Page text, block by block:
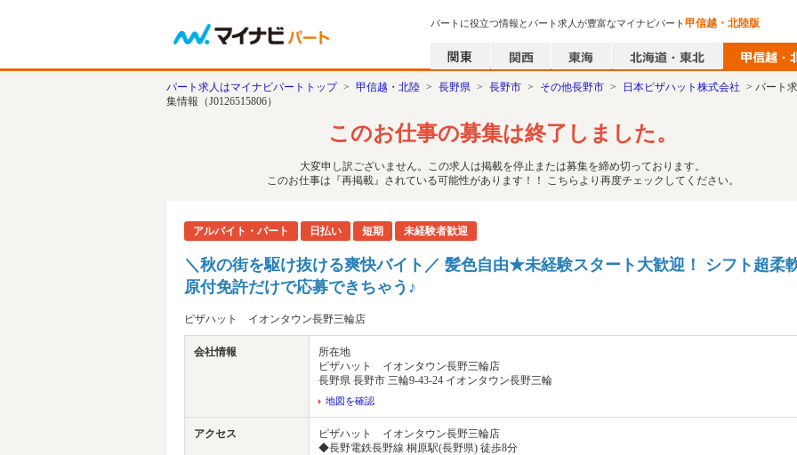
パートに役立つ情報とパート求人が豊富なマイナビパート甲信越・北陸版
パート求人はマイナビパートトップ > 甲信越・北陸 > 長野県 > 長野市 > その他長野市 > 日本ピザハット株式会社 > パート
集情報（J0126515806）
このお仕事の募集は終了しました。
大変申し訳ございません。この求人は掲載を停止または募集を締め切っております。
このお仕事は『再掲載』されている可能性があります！！ こちらより再度チェックしてください。
アルバイト・パート 日払い 短期 未経験者歓迎
＼秋の街を駆け抜ける爽快バイト／ 髪色自由★未経験スタート大歓迎！ シフト超柔
原付免許だけで応募できちゃう♪
ピザハット イオンタウン長野三輪店
会社情報
所在地
ピザハット イオンタウン長野三輪店
長野県 長野市 三輪9-43-24 イオンタウン長野三輪
地図を確認
アクセス
ピザハット イオンタウン長野三輪店
◆長野電鉄長野線 桐原駅(長野県) 徒歩8分